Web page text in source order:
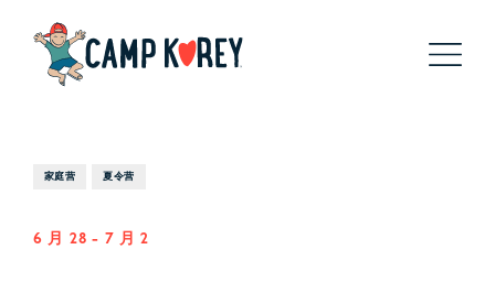
家庭营 夏令营
6 月 28 - 7 月 2